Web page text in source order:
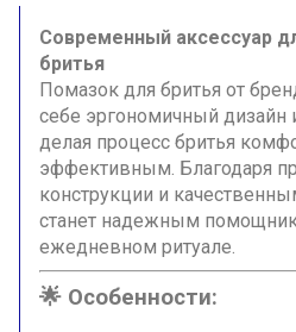
Современный аксессуар
бритья
Помазок для бритья от
себе эргономичный дизайн
делая процесс бритья
эффективным. Благодаря
конструкции и
станет надежным
ежедневном ритуале.
🌟 Особенности: